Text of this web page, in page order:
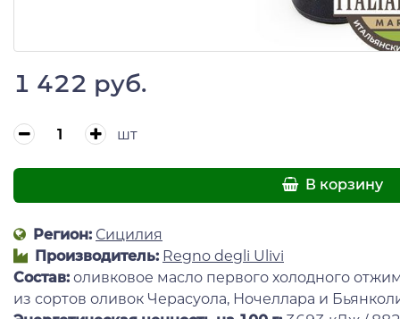
1 422 руб.
шт
В корзину
Регион: Сицилия
Производитель: Regno degli Ulivi
Состав: оливковое масло первого холодного
из сортов оливок Черасуола, Ночеллара и